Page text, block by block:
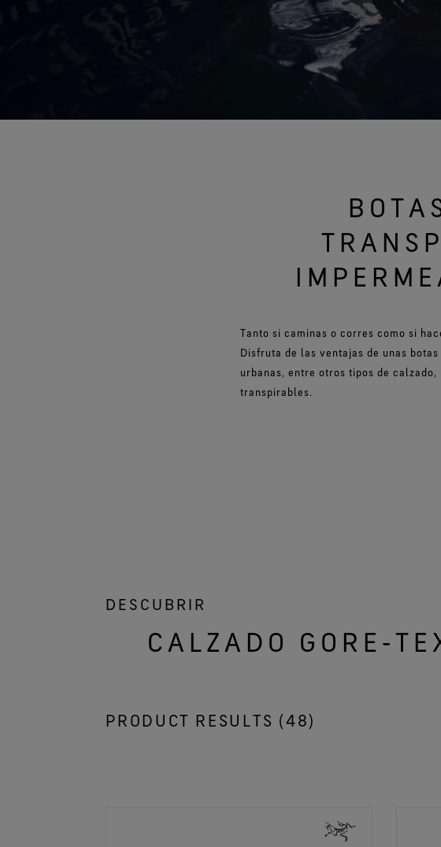
Tanto si caminas o corres como si
Disfruta de las ventajas de unas
urbanas, entre otros tipos de
transpirables.
DESCUBRIR
CALZADO
PRODUCT RESULTS (48)